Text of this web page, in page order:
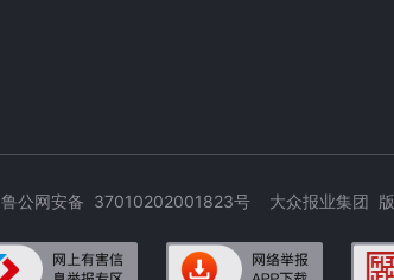
鲁公网安备 37010202001823号 大众报业集团